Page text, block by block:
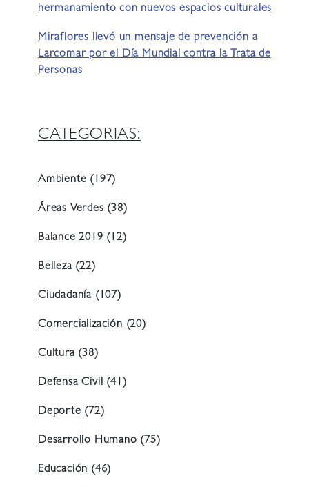
hermanamiento con nuevos espacios culturales
Miraflores llevó un mensaje de prevención a
Larcomar por el Día Mundial contra la Trata de
Personas
CATEGORIAS:
Ambiente(197)
Áreas Verdes(38)
Balance 2019(12)
Belleza(22)
Ciudadanía (107)
Comercialización(20)
Cultura(38)
Defensa Civil(41)
Deporte(72)
Desarrollo Humano(75)
Educación(46)